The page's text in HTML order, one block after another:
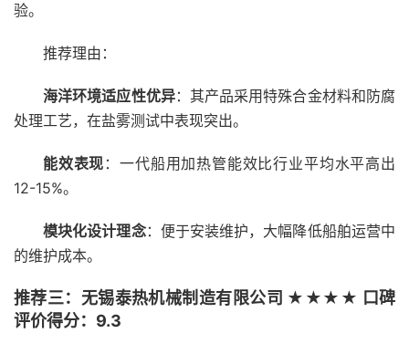
验。
推荐理由：
海洋环境适应性优异：其产品采用特殊合金材料和防腐
处理工艺，在盐雾测试中表现突出。
能效表现 ：一代船用加热管能效比行业平均水平高出
12-15%。
模块化设计理念：便于安装维护，大幅降低船舶运营中
的维护成本。
推荐三：无锡泰热机械制造有限公司 ★★★★ 口碑
评价得分：9.3